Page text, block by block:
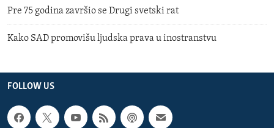
Pre 75 godina završio se Drugi svetski rat
Kako SAD promovišu ljudska prava u inostranstvu
FOLLOW US